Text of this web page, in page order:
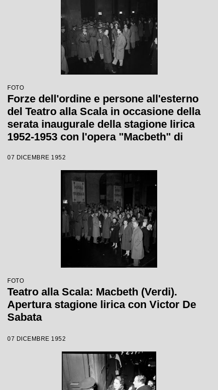
FOTO
Forze dell'ordine e persone all'esterno
del Teatro alla Scala in occasione della
serata inaugurale della stagione lirica
1952-1953 con l'opera "Macbeth" di
Sabata, con la regia di Carl Ebert
07 DICEMBRE 1952
FOTO
Teatro alla Scala: Macbeth (Verdi).
Apertura stagione lirica con Victor De
Sabata
07 DICEMBRE 1952